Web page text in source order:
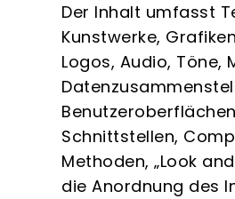
Der Inhalt umfasst
Kunstwerke,
Logos, Audio, Töne,
Schnittstellen,
Methoden, „Look
die Anordnung des